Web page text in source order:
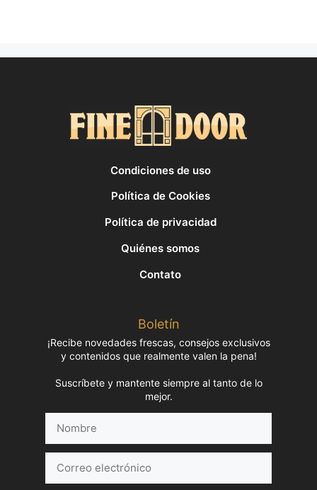
Condiciones de uso
Política de Cookies
Política de privacidad
Quiénes somos
Contato
Boletín
¡Recibe novedades frescas, consejos exclusivos
y contenidos que realmente valen la pena!
Suscríbete y mantente siempre al tanto de lo
mejor.
electrónico